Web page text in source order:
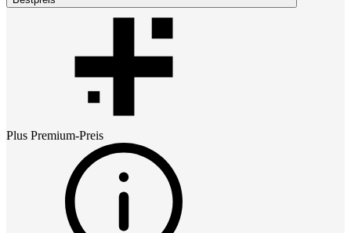
Plus Premium-Preis